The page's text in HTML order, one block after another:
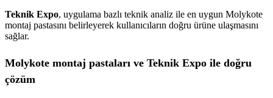
Teknik Expo, uygulama bazlı teknik analiz ile en uygun Molykote
montaj pastasını belirleyerek kullanıcıların doğru ürüne ulaşmasını
sağlar.
Molykote montaj pastaları ve Teknik Expo ile doğru
çözüm